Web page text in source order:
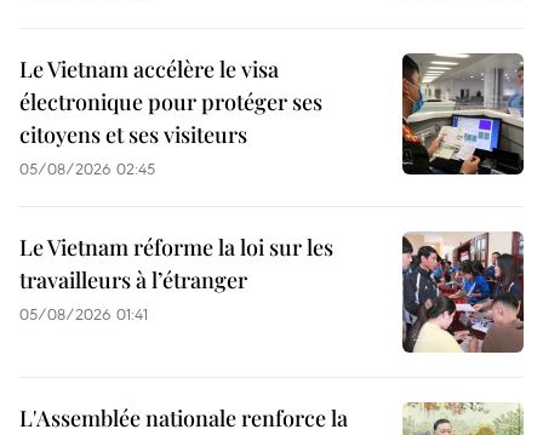
Le Vietnam accélère le visa
électronique pour protéger ses
citoyens et ses visiteurs
05/08/2026 02:45
Le Vietnam réforme la loi sur les
travailleurs à l’étranger
05/08/2026 01:41
L'Assemblée nationale renforce la